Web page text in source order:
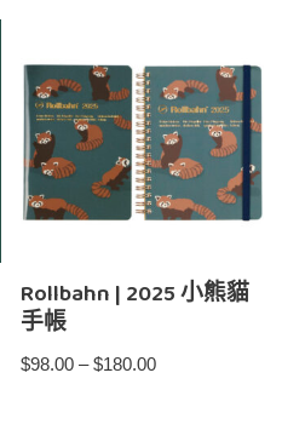
Rollbahn | 2025 小熊貓
手帳
$98.00 – $180.00